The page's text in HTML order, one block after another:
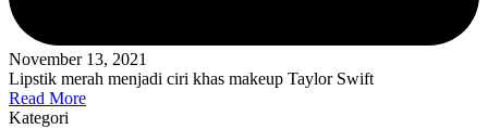
November 13, 2021
Lipstik merah menjadi ciri khas makeup Taylor Swift
Read More
Kategori